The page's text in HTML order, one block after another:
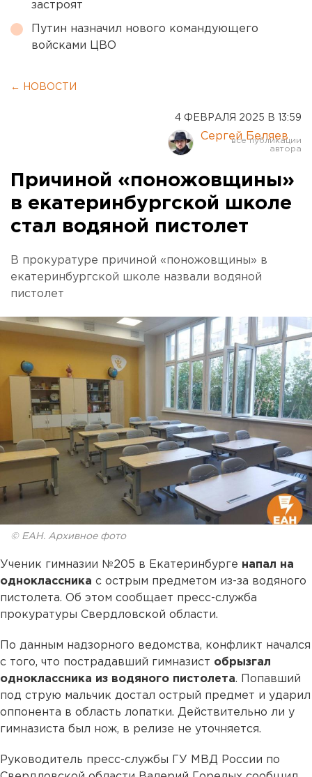
застроят
Путин назначил нового командующего
войсками ЦВО
← НОВОСТИ
4 ФЕВРАЛЯ 2025 В 13:59
Сергей Беляев
Причиной «поножовщины»
в екатеринбургской школе
стал водяной пистолет
В прокуратуре причиной «поножовщины» в
екатеринбургской школе назвали водяной
пистолет
© ЕАН. Архивное фото
Ученик гимназии №205 в Екатеринбурге напал на
одноклассника с острым предметом из-за водяного
пистолета. Об этом сообщает пресс-служба
прокуратуры Свердловской области.
По данным надзорного ведомства, конфликт начался
с того, что пострадавший гимназист обрызгал
одноклассника из водяного пистолета. Попавший
под струю мальчик достал острый предмет и ударил
оппонента в область лопатки. Действительно ли у
гимназиста был нож, в релизе не уточняется.
Руководитель пресс-службы ГУ МВД России по